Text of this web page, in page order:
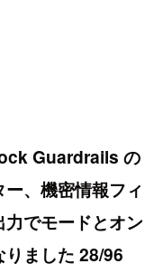
Guardrails の
、機密情報フィ
でモードとオン
ました 28/96